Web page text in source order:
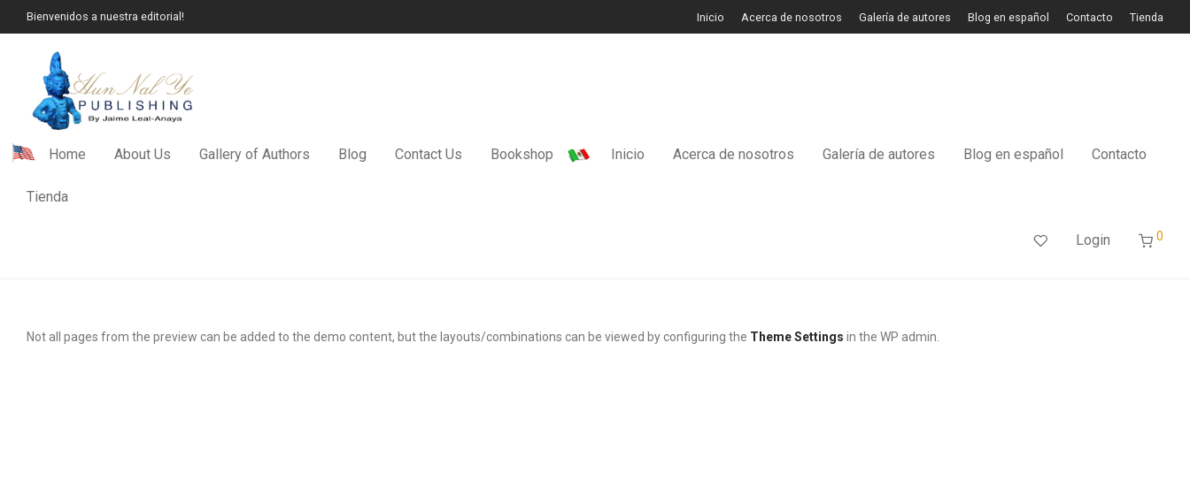
Bienvenidos a nuestra editorial! Inicio Acerca de nosotros Galería de autores Blog en español Contacto Tienda
Home About Us Gallery of Authors Blog Contact Us Bookshop Inicio Acerca de nosotros Galería de autores Blog en español Contacto
Tienda
Login 0
Not all pages from the preview can be added to the demo content, but the layouts/combinations can be viewed by configuring the Theme Settings in the WP admin.